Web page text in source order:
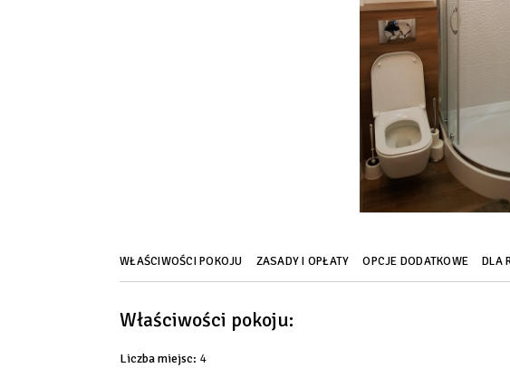
WŁAŚCIWOŚCI POKOJU ZASADY I OPŁATY OPCJE DODATKOWE DLA
Właściwości pokoju:
Liczba miejsc: 4